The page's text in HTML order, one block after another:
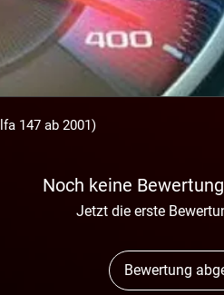
147 ab 2001)
Noch keine
Jetzt die erste
Bewertung